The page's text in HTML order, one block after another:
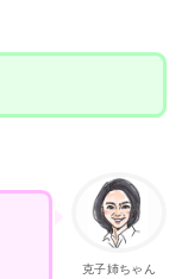
克子姉ちゃん